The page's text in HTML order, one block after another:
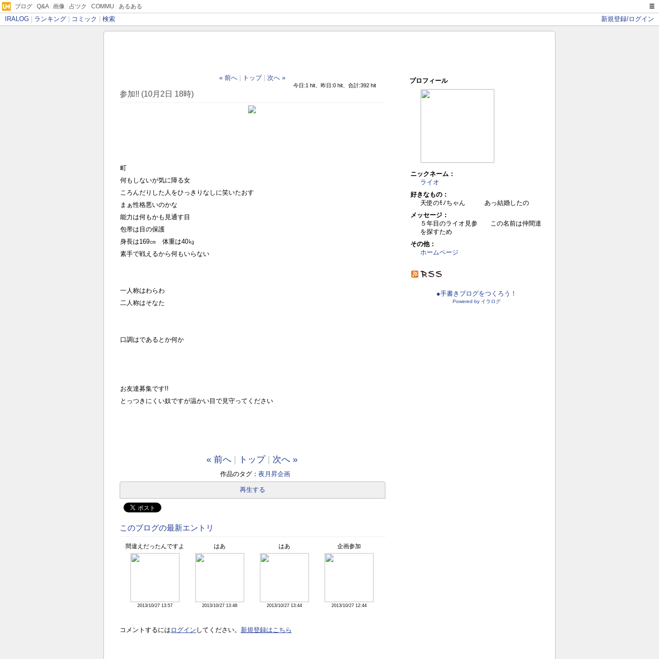
ブログ Q&A| 画像 占ツク COMMU あるある
IRALOG ランキング コミック 検索 新規登録/ログイン
« 前へ トップ 次へ »
今日:1 hit、昨日:0 hit、合計:392 hit
参加!! (10月2日 18時)
町
何もしないが気に障る女
ころんだりした人をひっきりなしに笑いたおす
まぁ性格悪いのかな
能力は何もかも見通す目
包帯は目の保護
身長は169㎝ 体重は40㎏
素手で戦えるから何もいらない
一人称はわらわ
二人称はそなた
口調はであるとか何か
お友達募集です!!
とっつきにくい奴ですが温かい目で見守ってください
« 前へ トップ 次へ »
作品のタグ： 夜月昇企画
再生する
このブログの最新エントリ
間違えだったんですよ
2013/10/27 13:57
はあ
2013/10/27 13:48
はあ
2013/10/27 13:44
企画参加
2013/10/27 12:44
コメントするには ログイン してください。 新規登録はこちら
プロフィール
ニックネーム：
ライオ
好きなもの：
天使のﾓﾉちゃん あっ結婚したの
メッセージ：
５年目のライオ見参 この名前は仲間達
を探すため
その他：
ホームページ
●手書きブログをつくろう！
Powered by イラログ